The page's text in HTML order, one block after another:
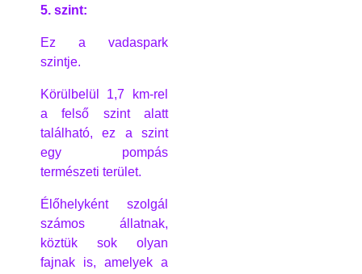
5. szint:
Ez a vadaspark
szintje.
Körülbelül 1,7 km-rel
a felső szint alatt
található, ez a szint
egy pompás
természeti terület.
Élőhelyként szolgál
számos állatnak,
köztük sok olyan
fajnak is, amelyek a